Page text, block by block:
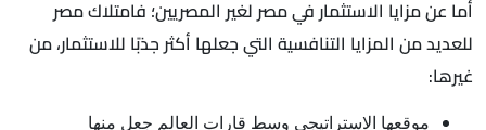
أما عن مزايا الاستثمار في مصر لغير المصريين؛ فامتلاك مصر
للعديد من المزايا التنافسية التي جعلها أكثر جذبًا للاستثمار، من
غيرها:
موقعها الاستراتيجي وسط قارات العالم جعل منها